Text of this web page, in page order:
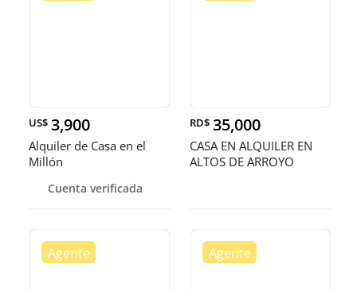
US$ 3,900
Alquiler de Casa en el
Millón
Cuenta verificada
RD$ 35,000
CASA EN ALQUILER EN
ALTOS DE ARROYO